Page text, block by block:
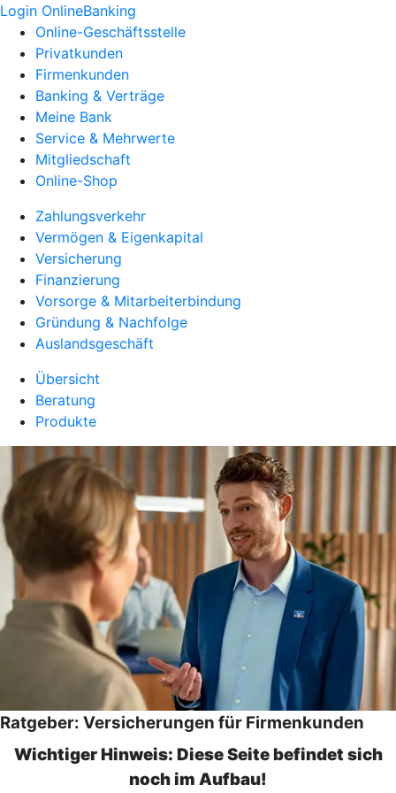
Login OnlineBanking
Online-Geschäftsstelle
Privatkunden
Firmenkunden
Banking & Verträge
Meine Bank
Service & Mehrwerte
Mitgliedschaft
Online-Shop
Zahlungsverkehr
Vermögen & Eigenkapital
Versicherung
Finanzierung
Vorsorge & Mitarbeiterbindung
Gründung & Nachfolge
Auslandsgeschäft
Übersicht
Beratung
Produkte
Ratgeber: Versicherungen für Firmenkunden
Wichtiger Hinweis: Diese Seite befindet sich
noch im Aufbau!